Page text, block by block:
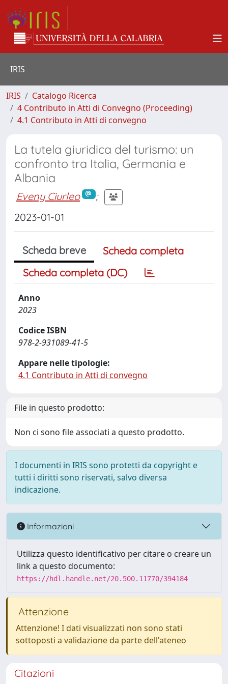
IRIS
IRIS
Catalogo Ricerca
4 Contributo in Atti di Convegno (Proceeding)
4.1 Contributo in Atti di convegno
La tutela giuridica del turismo: un
confronto tra Italia, Germania e
Albania
Eveny Ciurleo
;
2023-01-01
Scheda breve
Scheda completa
Scheda completa (DC)
Anno
2023
Codice ISBN
978-2-931089-41-5
Appare nelle tipologie:
4.1 Contributo in Atti di convegno
File in questo prodotto:
Non ci sono file associati a questo prodotto.
I documenti in IRIS sono protetti da copyright e
tutti i diritti sono riservati, salvo diversa
indicazione.
Informazioni
Utilizza questo identificativo per citare o creare un
link a questo documento:
https://hdl.handle.net/20.500.11770/394184
Attenzione
Attenzione! I dati visualizzati non sono stati
sottoposti a validazione da parte dell'ateneo
Citazioni